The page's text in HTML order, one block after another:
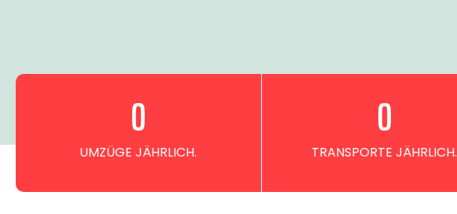
UMZÜGE JÄHRLICH.
0
TRANSPORTE JÄHRLICH.
0